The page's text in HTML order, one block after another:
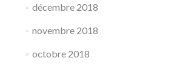
décembre 2018
novembre 2018
octobre 2018